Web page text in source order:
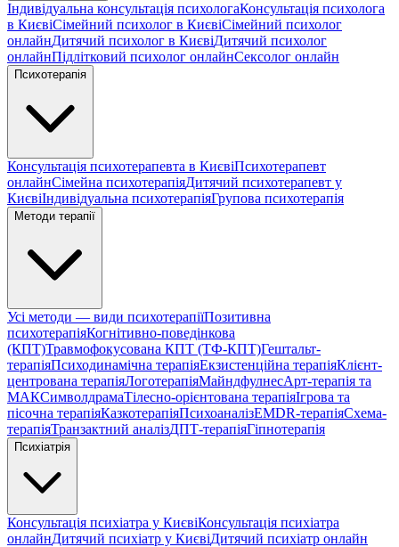
Індивідуальна консультація психологаКонсультація психолога
в КиєвіСімейний психолог в КиєвіСімейний психолог
онлайнДитячий психолог в КиєвіДитячий психолог
онлайнПідлітковий психолог онлайнСексолог онлайн
Психотерапія
Консультація психотерапевта в КиєвіПсихотерапевт
онлайнСімейна психотерапіяДитячий психотерапевт у
КиєвіІндивідуальна психотерапіяГрупова психотерапія
Методи терапії
Усі методи — види психотерапіїПозитивна
психотерапіяКогнітивно-поведінкова
(КПТ)Травмофокусована КПТ (ТФ-КПТ)Гештальт-
терапіяПсиходинамічна терапіяЕкзистенційна терапіяКлієнт-
центрована терапіяЛоготерапіяМайндфулнесАрт-терапія та
МАКСимволдрамаТілесно-орієнтована терапіяІгрова та
пісочна терапіяКазкотерапіяПсихоаналізEMDR-терапіяСхема-
терапіяТранзактний аналізДПТ-терапіяГіпнотерапія
Психіатрія
Консультація психіатра у КиєвіКонсультація психіатра
онлайнДитячий психіатр у КиєвіДитячий психіатр онлайн